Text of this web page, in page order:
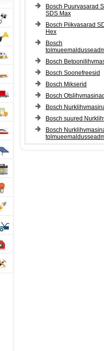
Bosch Puurvasarad
SDS Max
Bosch Piikvasarad
Hex
Bosch
Bosch
Bosch Soonefreesid
Bosch Mikserid
Bosch
Bosch
Bosch suured
Bosch